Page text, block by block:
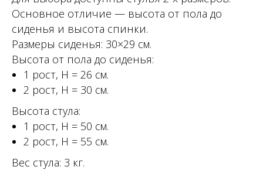
Основное отличие — высота от пола до
сиденья и высота спинки.
Размеры сиденья: 30×29 см.
Высота от пола до сиденья:
1 рост, Н = 26 см.
2 рост, Н = 30 см.
Высота стула:
1 рост, Н = 50 см.
2 рост, Н = 55 см.
Вес стула: 3 кг.